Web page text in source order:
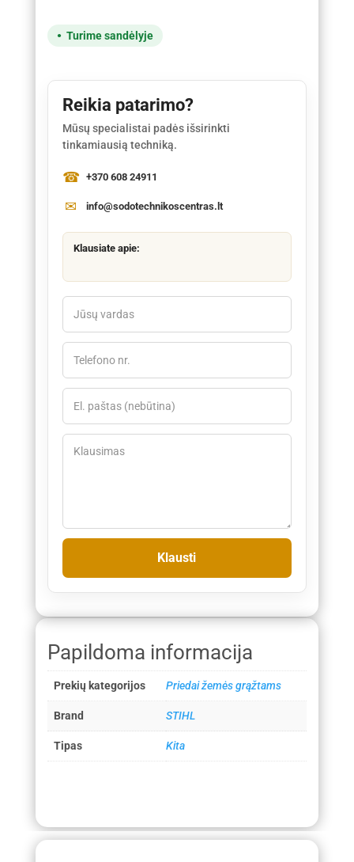
Turime sandėlyje
Reikia patarimo?
Mūsų specialistai padės išsirinkti
tinkamiausią techniką.
+370 608 24911
info@sodotechnikoscentras.lt
Klausiate apie:
Papildoma informacija
Prekių kategorijos Priedai žemės grąžtams
Brand STIHL
Tipas Kita